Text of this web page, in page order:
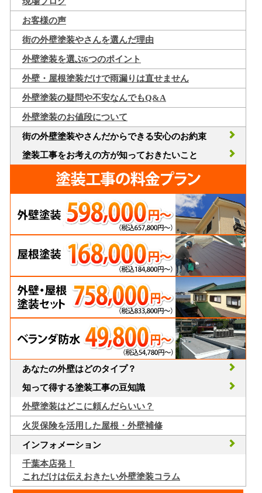
お客様の声
街の外壁塗装やさんを選んだ理由
外壁塗装を選ぶ6つのポイント
外壁・屋根塗装だけで雨漏りは直せません
外壁塗装の疑問や不安なんでもQ&A
外壁塗装のお値段について
街の外壁塗装やさんだからできる安心のお約束
塗装工事をお考えの方が知っておきたいこと
あなたの外壁はどのタイプ？
知って得する塗装工事の豆知識
外壁塗装はどこに頼んだらいい？
火災保険を活用した屋根・外壁補修
インフォメーション
千葉本店発！
これだけは伝えおきたい外壁塗装コラム